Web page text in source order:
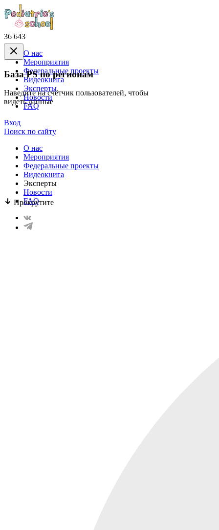
36 643
База PS по регионам
Наведите на счётчик пользователей, чтобы
видеть данные
Прокрутите
О нас
Mероприятия
Федеральные проекты
Видеокнига
Эксперты
Новости
FAQ
Вход
Поиск по сайту
О нас
Mероприятия
Федеральные проекты
Видеокнига
Эксперты
Новости
FAQ